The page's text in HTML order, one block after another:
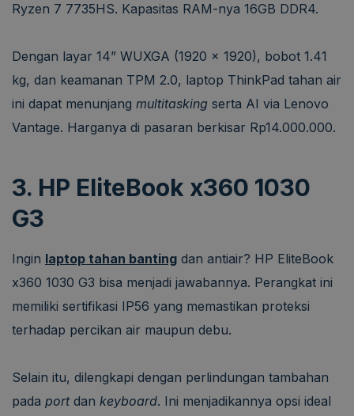
Ryzen 7 7735HS. Kapasitas RAM-nya 16GB DDR4.
Dengan layar 14” WUXGA (1920 x 1920), bobot 1.41
kg, dan keamanan TPM 2.0, laptop ThinkPad tahan air
ini dapat menunjang multitasking serta AI via Lenovo
Vantage. Harganya di pasaran berkisar Rp14.000.000.
3. HP EliteBook x360 1030
G3
Ingin laptop tahan banting dan antiair? HP EliteBook
x360 1030 G3 bisa menjadi jawabannya. Perangkat ini
memiliki sertifikasi IP56 yang memastikan proteksi
terhadap percikan air maupun debu.
Selain itu, dilengkapi dengan perlindungan tambahan
pada portdan keyboard. Ini menjadikannya opsi ideal